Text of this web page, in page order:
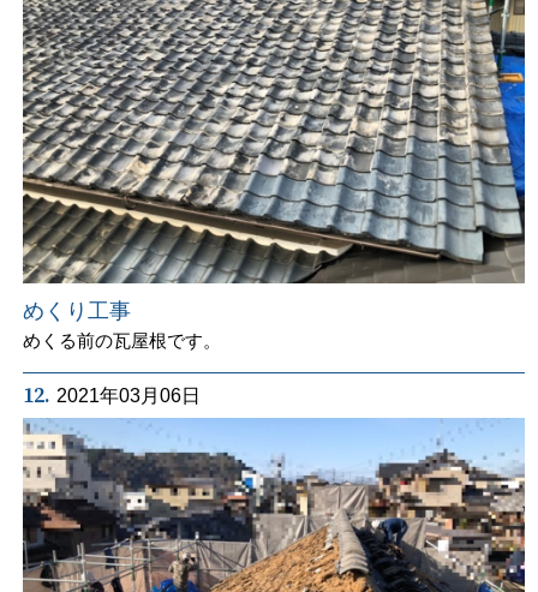
めくり工事
めくる前の瓦屋根です。
12. 2021年03月06日